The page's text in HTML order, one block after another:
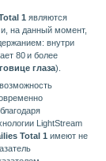
1 являются
на данный момент,
внутри
80 и более
глаза).
LightStream
Total 1 имеют не